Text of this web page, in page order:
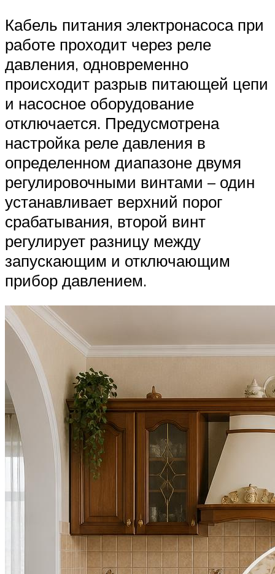
Кабель питания электронасоса при
работе проходит через реле
давления, одновременно
происходит разрыв питающей цепи
и насосное оборудование
отключается. Предусмотрена
настройка реле давления в
определенном диапазоне двумя
регулировочными винтами – один
устанавливает верхний порог
срабатывания, второй винт
регулирует разницу между
запускающим и отключающим
прибор давлением.